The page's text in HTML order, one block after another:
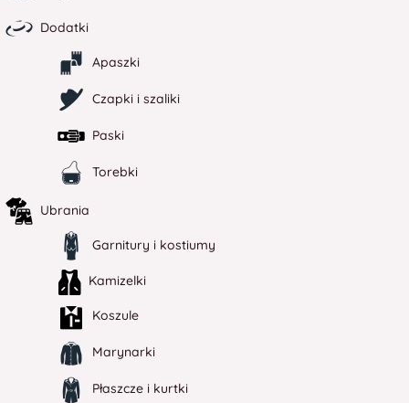
Dodatki
Apaszki
Czapki i szaliki
Paski
Torebki
Ubrania
Garnitury i kostiumy
Kamizelki
Koszule
Marynarki
Płaszcze i kurtki